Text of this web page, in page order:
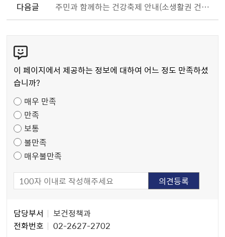
다음글 주민과 함께하는 건강축제 안내(소생활권 건강생태계사업)
텐
츠
만
도
조
사
이 페이지에서 제공하는 정보에 대하여 어느 정도 만족하셨
습니까?
매우 만족
만족
보통
불만족
매우불만족
자
담당부서
보건정책과
전화번호
02-2627-2702